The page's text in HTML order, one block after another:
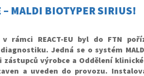
– MALDI BIOTYPER SIRIUS!
rámci REACT-EU byl do FTN
Jedná se o systém
výrobce a Oddělení
a uveden do provozu.